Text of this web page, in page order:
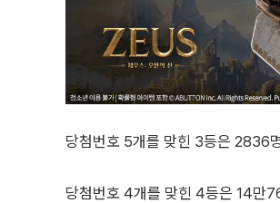
당첨번호 5개를 맞힌 3등은 2836
당첨번호 4개를 맞힌 4등은 14만